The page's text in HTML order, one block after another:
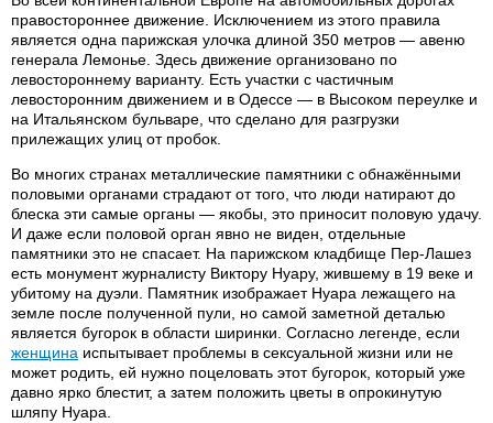
правостороннее движение. Исключением из этого правила
является одна парижская улочка длиной 350 метров — авеню
генерала Лемонье. Здесь движение организовано по
левостороннему варианту. Есть участки с частичным
левосторонним движением и в Одессе — в Высоком переулке и
на Итальянском бульваре, что сделано для разгрузки
прилежащих улиц от пробок.
Во многих странах металлические памятники с обнажёнными
половыми органами страдают от того, что люди натирают до
блеска эти самые органы — якобы, это приносит половую удачу.
И даже если половой орган явно не виден, отдельные
памятники это не спасает. На парижском кладбище Пер-Лашез
есть монумент журналисту Виктору Нуару, жившему в 19 веке и
убитому на дуэли. Памятник изображает Нуара лежащего на
земле после полученной пули, но самой заметной деталью
является бугорок в области ширинки. Согласно легенде, если
женщина испытывает проблемы в сексуальной жизни или не
может родить, ей нужно поцеловать этот бугорок, который уже
давно ярко блестит, а затем положить цветы в опрокинутую
шляпу Нуара.